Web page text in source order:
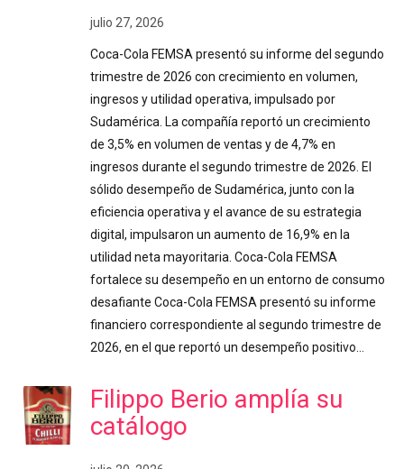
julio 27, 2026
Coca-Cola FEMSA presentó su informe del segundo
trimestre de 2026 con crecimiento en volumen,
ingresos y utilidad operativa, impulsado por
Sudamérica. La compañía reportó un crecimiento
de 3,5% en volumen de ventas y de 4,7% en
ingresos durante el segundo trimestre de 2026. El
sólido desempeño de Sudamérica, junto con la
eficiencia operativa y el avance de su estrategia
digital, impulsaron un aumento de 16,9% en la
utilidad neta mayoritaria. Coca-Cola FEMSA
fortalece su desempeño en un entorno de consumo
desafiante Coca-Cola FEMSA presentó su informe
financiero correspondiente al segundo trimestre de
2026, en el que reportó un desempeño positivo…
Filippo Berio amplía su
catálogo